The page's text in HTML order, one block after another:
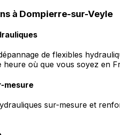
à Dompierre-sur-Veyle
de flexibles
heure où que vous soyez en
mesure
sur-mesure et